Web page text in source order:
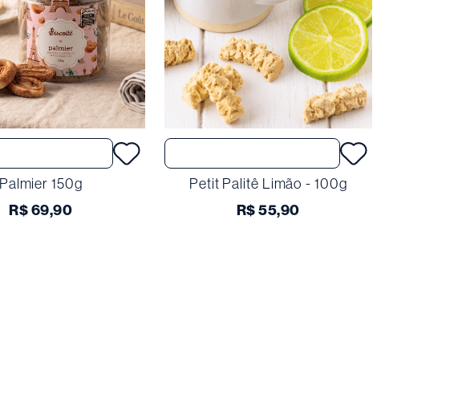
Palmier 150g
R$69,90
Petit Palitê Limão - 100g
R$55,90